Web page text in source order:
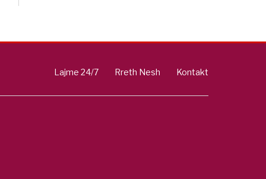
inteligjente izraelite
Lajme 24/7 Rreth Nesh Kontakt